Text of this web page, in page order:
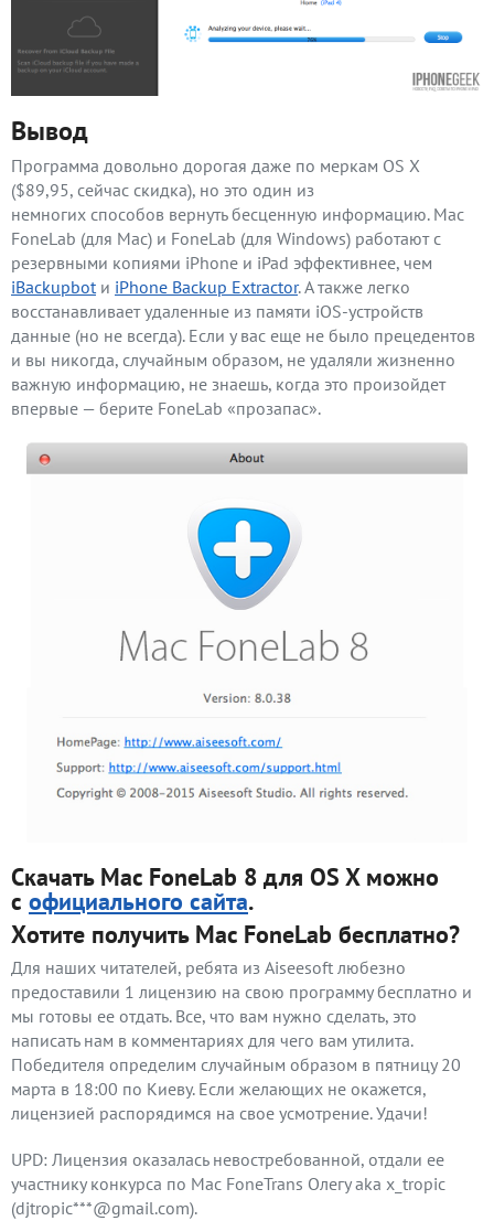
Вывод
Программа довольно дорогая даже по меркам OS X
($89,95, сейчас скидка), но это один из
немногих cпособов вернуть бесценную информацию. Mac
FoneLab (для Mac) и FoneLab (для Windows) работают с
резервными копиями iPhone и iPad эффективнее, чем
iBackupbot и iPhone Backup Extractor. А также легко
восстанавливает удаленные из памяти iOS-устройств
данные (но не всегда). Если у вас еще не было прецедентов
и вы никогда, случайным образом, не удаляли жизненно
важную информацию, не знаешь, когда это произойдет
впервые — берите FoneLab «прозапас».
Скачать Mac FoneLab 8 для OS X можно
с официального сайта.
Хотите получить Mac FoneLab бесплатно?
Для наших читателей, ребята из Aiseesoft любезно
предоставили 1 лицензию на свою программу бесплатно и
мы готовы ее отдать. Все, что вам нужно сделать, это
написать нам в комментариях для чего вам утилита.
Победителя определим случайным образом в пятницу 20
марта в 18:00 по Киеву. Если желающих не окажется,
лицензией распорядимся на свое усмотрение. Удачи!
UPD: Лицензия оказалась невостребованной, отдали ее
участнику конкурса по Mac FoneTrans Олегу aka x_tropic
(djtropic***@gmail.com).